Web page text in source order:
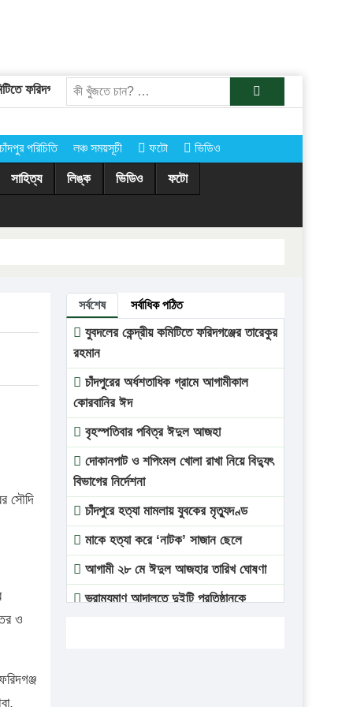
ফরিদগঞ্জের তারেকুর রহমান চাঁদপুরের অর্ধশতাধিক গ্রামে আগামীকাল
চাঁদপুর পরিচিতি লঞ্চ সময়সূচী ফটো ভিডিও
সাহিত্য লিঙ্ক ভিডিও ফটো
সৌদি
ও
সর্বশেষ সর্বাধিক পঠিত
যুবদলের কেন্দ্রীয় কমিটিতে ফরিদগঞ্জের তারেকুর
রহমান
চাঁদপুরের অর্ধশতাধিক গ্রামে আগামীকাল
কোরবানির ঈদ
বৃহস্পতিবার পবিত্র ঈদুল আজহা
দোকানপাট ও শপিংমল খোলা রাখা নিয়ে বিদ্যুৎ
বিভাগের নির্দেশনা
চাঁদপুরে হত্যা মামলায় যুবকের মৃত্যুদণ্ড
মাকে হত্যা করে ‘নাটক’ সাজান ছেলে
আগামী ২৮ মে ঈদুল আজহার তারিখ ঘোষণা
ভ্রাম্যমাণ আদালতে দুইটি প্রতিষ্ঠানকে